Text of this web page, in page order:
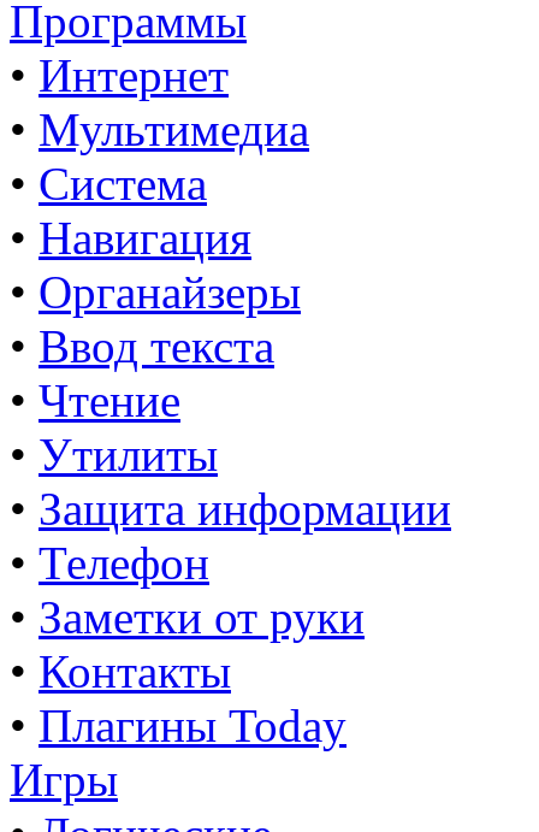
Программы
• Интернет
• Мультимедиа
• Система
• Навигация
• Органайзеры
• Ввод текста
• Чтение
• Утилиты
• Защита информации
• Телефон
• Заметки от руки
• Контакты
• Плагины Today
Игры